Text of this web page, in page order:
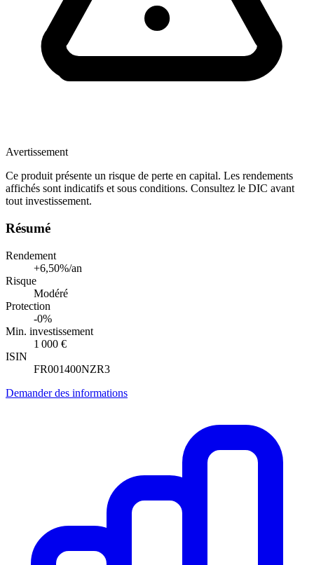
Avertissement
Ce produit présente un risque de perte en capital. Les rendements
affichés sont indicatifs et sous conditions. Consultez le DIC avant
tout investissement.
Résumé
Rendement
+6,50%/an
Risque
Modéré
Protection
-0%
Min. investissement
1 000 €
ISIN
FR001400NZR3
Demander des informations